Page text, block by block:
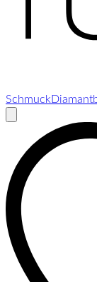
Schmuck